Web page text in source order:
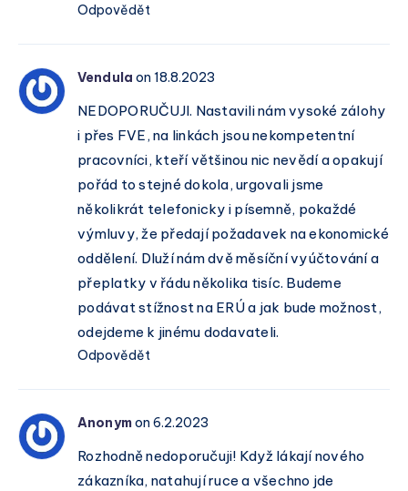
Odpovědět
Vendula on 18.8.2023
NEDOPORUČUJI. Nastavili nám vysoké zálohy
i přes FVE, na linkách jsou nekompetentní
pracovníci, kteří většinou nic nevědí a opakují
pořád to stejné dokola, urgovali jsme
několikrát telefonicky i písemně, pokaždé
výmluvy, že předají požadavek na ekonomické
oddělení. Dluží nám dvě měsíční vyúčtování a
přeplatky v řádu několika tisíc. Budeme
podávat stížnost na ERÚ a jak bude možnost,
odejdeme k jinému dodavateli.
Odpovědět
Anonymon 6.2.2023
Rozhodně nedoporučuji! Když lákají nového
zákazníka, natahují ruce a všechno jde